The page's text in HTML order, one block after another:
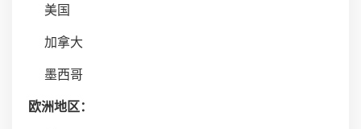
美国
加拿大
墨西哥
欧洲地区：